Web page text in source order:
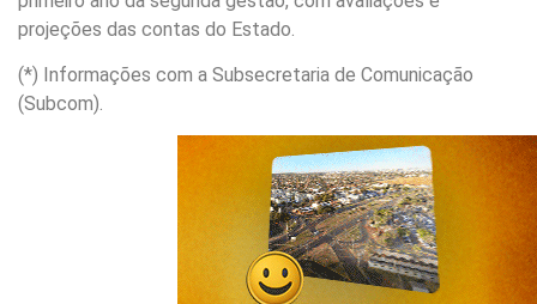
projeções das contas do Estado.
(*) Informações com a Subsecretaria de Comunicação
(Subcom).